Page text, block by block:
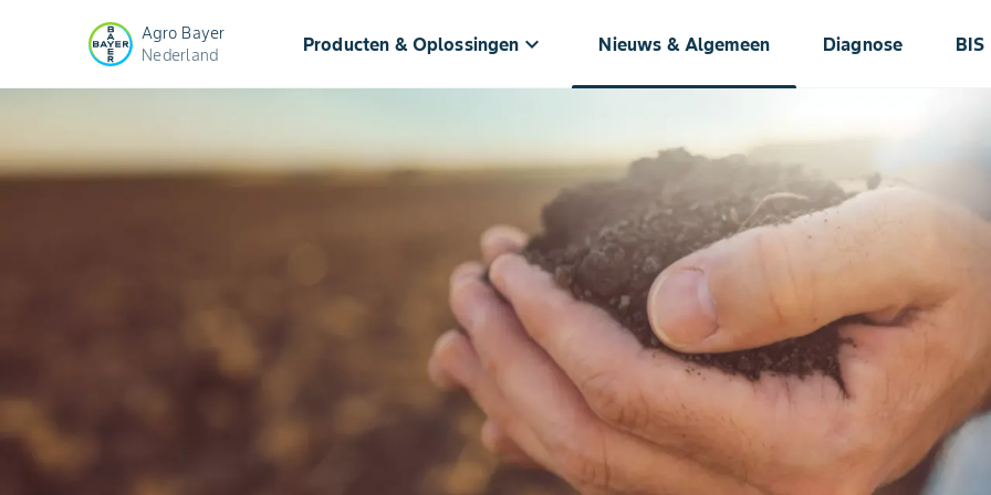
Agro Bayer
Nederland
Producten & Oplossingen keyboard_arrow_down Nieuws & Algemeen Diagnose BIS